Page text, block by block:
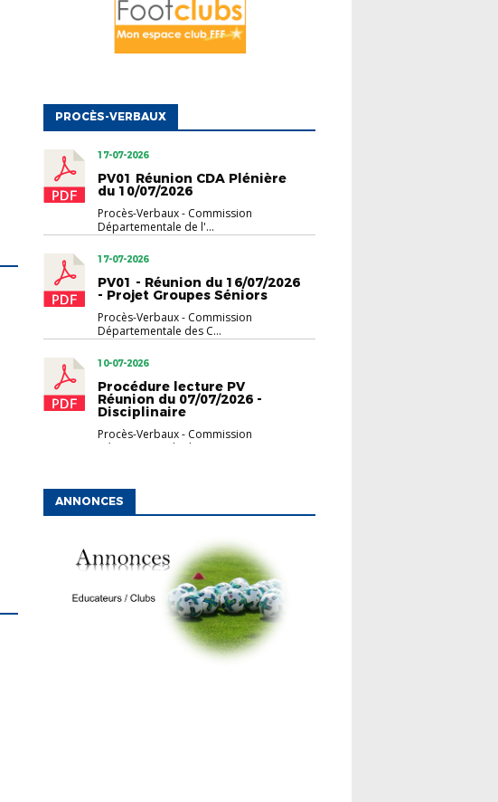
PROCÈS-VERBAUX
17-07-2026
PV01 Réunion CDA Plénière
du 10/07/2026
Procès-Verbaux- Commission
Départementale de l'...
17-07-2026
PV01 - Réunion du 16/07/2026
- Projet Groupes Séniors
Procès-Verbaux- Commission
Départementale des C...
10-07-2026
Procédure lecture PV
Réunion du 07/07/2026 -
Disciplinaire
Procès-Verbaux- Commission
Départementale d'App...
ANNONCES